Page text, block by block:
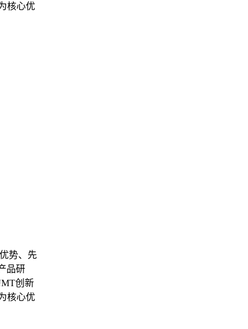
核心优
势、先
品研
创新
核心优